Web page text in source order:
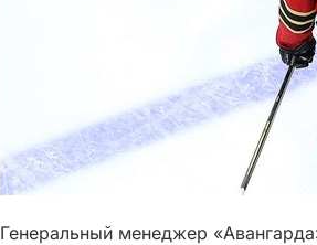
Генеральный менеджер